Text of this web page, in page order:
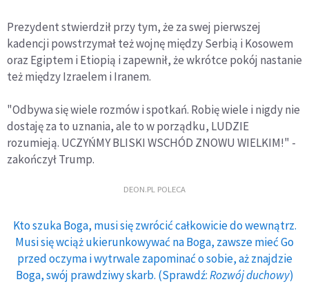
Prezydent stwierdził przy tym, że za swej pierwszej
kadencji powstrzymał też wojnę między Serbią i Kosowem
oraz Egiptem i Etiopią i zapewnił, że wkrótce pokój nastanie
też między Izraelem i Iranem.
"Odbywa się wiele rozmów i spotkań. Robię wiele i nigdy nie
dostaję za to uznania, ale to w porządku, LUDZIE
rozumieją. UCZYŃMY BLISKI WSCHÓD ZNOWU WIELKIM!" -
zakończył Trump.
DEON.PL POLECA
Kto szuka Boga, musi się zwrócić całkowicie do wewnątrz.
Musi się wciąż ukierunkowywać na Boga, zawsze mieć Go
przed oczyma i wytrwale zapominać o sobie, aż znajdzie
Boga, swój prawdziwy skarb. (Sprawdź:Rozwój duchowy)